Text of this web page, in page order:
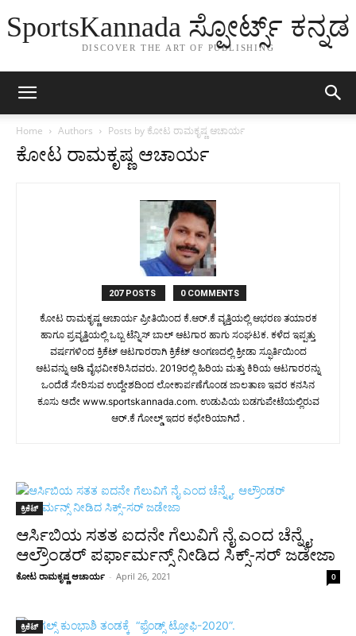
SportsKannada ಸ್ಪೋರ್ಟ್ಸ್ ಕನ್ನಡ
DISCOVER THE ART OF PUBLISHING
Home Authors Posts by ಕೋಟ ರಾಮಕೃಷ್ಣ ಆಚಾರ್ಯ
ಕೋಟ ರಾಮಕೃಷ್ಣ ಆಚಾರ್ಯ
207 POSTS 0 COMMENTS
ಕೋಟ ರಾಮಕೃಷ್ಣ ಆಚಾರ್ಯ ಪ್ರೀತಿಯಿಂದ ಕೆ.ಆರ್.ಕೆ ವೃತ್ತಿಯಲ್ಲಿ ಆಭರಣ ತಯಾರಕ
ಹಾಗೂ ಪ್ರವೃತ್ತಿಯಲ್ಲಿ ಒಬ್ಬ ಟೆನ್ನಿಸ್ ಬಾಲ್ ಆಟಗಾರ ಹಾಗು ಸಂಘಟಕ. ಕಳೆದ ಇಪ್ಪತ್ತು
ವರ್ಷಗಳಿಂದ ಕ್ರಿಕೆಟ್ ಆಟಗಾರರಾಗಿ ಕ್ರಿಕೆಟ್ ಅಂಗಣದಲ್ಲಿ ಕ್ರೀಡಾ ಸ್ಫೂರ್ತಿಯಿಂದ
ಆಟವನ್ನು ಆಡಿ ವೈಭವೀಕರಿಸಿದವರು. 2019ರಲ್ಲಿ ಹಿರಿಯ ಮತ್ತು ಕಿರಿಯ ಆಟಗಾರರನ್ನು
ಒಂದೆಡೆ ಸೇರಿಸುವ ಉದ್ದೇಶದಿಂದ ಲೋಕಾರ್ಪಣೆಗೊಂಡ ಜಾಲತಾಣ ಇವರ ಕನಸಿನ
ಕೂಸು ಅದೇ www.sportskannada.com. ಉಡುಪಿಯ ಬಡಗುಪೇಟೆಯಲ್ಲಿರುವ
ಆರ್.ಕೆ ಗೋಲ್ಡ್ ಇದರ ಕಛೇರಿಯಾಗಿದೆ .
ಕ್ರಿಕೆಟ್
ಆರ್ಸಿಬಿಯ ಸತತ ಐದನೇ ಗೆಲುವಿಗೆ ನೈ ಎಂದ ಚೆನ್ನೈ.
ಆಲ್ರೌಂಡರ್ ಪರ್ಫಾರ್ಮನ್ಸ್ ನೀಡಿದ ಸಿಕ್ಸ್-ಸರ್ ಜಡೇಜಾ
ಕೋಟ ರಾಮಕೃಷ್ಣ ಆಚಾರ್ಯ - April 26, 2021 0
ಕ್ರಿಕೆಟ್